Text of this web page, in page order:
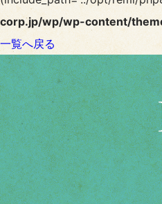
corp.jp/wp/wp-content/
一覧へ戻る